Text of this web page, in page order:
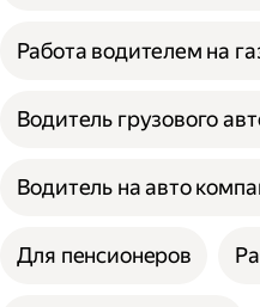
Работа водителем на
Водитель грузового
Водитель на авто
Для пенсионеров